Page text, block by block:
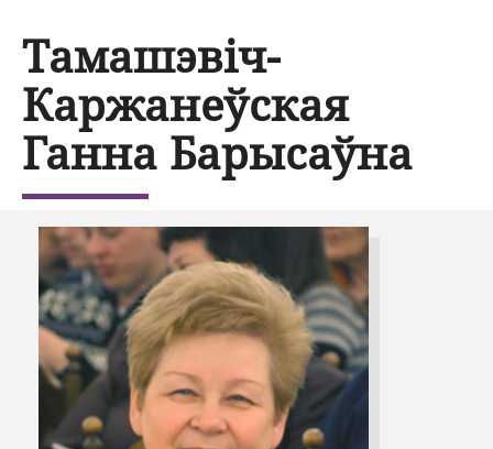
Тамашэвіч-
Каржанеўская
Ганна Барысаўна